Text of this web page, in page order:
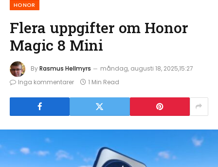
HONOR
Flera uppgifter om Honor
Magic 8 Mini
ByRasmus Hellmyrs
måndag, augusti 18, 2025,15:27
Inga kommentarer
1 Min Read